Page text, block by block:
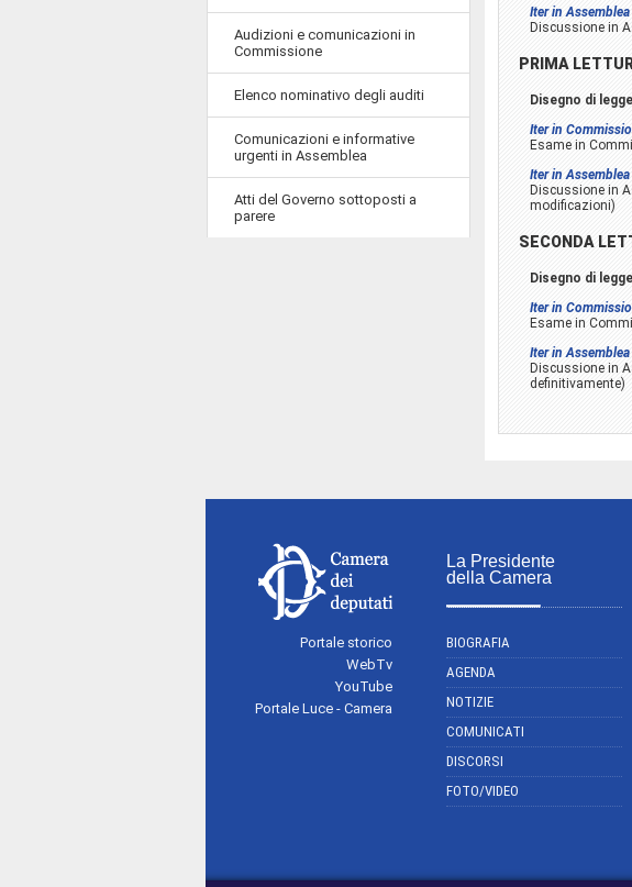
Audizioni e comunicazioni in
Commissione
Elenco nominativo degli auditi
Comunicazioni e informative
urgenti in Assemblea
Atti del Governo sottoposti a
parere
Iter in Assemblea
Discussione in
PRIMA
Disegno di
Iter in
Esame in
Iter in Assemblea
Discussione in
modificazioni)
SECONDA
Disegno di
Iter in
Esame in
Iter in Assemblea
Discussione in
definitivamente)
Portale storico
WebTv
YouTube
Portale Luce - Camera
La Presidente
della Camera
BIOGRAFIA
AGENDA
NOTIZIE
COMUNICATI
DISCORSI
FOTO/VIDEO